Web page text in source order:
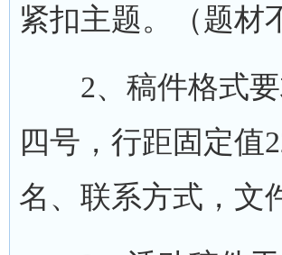
紧扣主题。（题材
2、稿件格式要
四号，行距固定值
名、联系方式，文